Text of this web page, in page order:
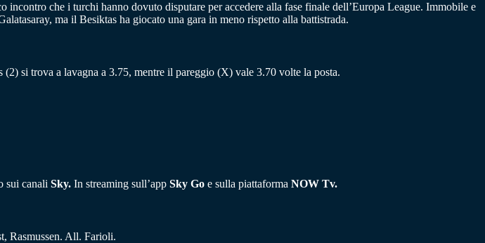
incontro che i turchi hanno dovuto disputare per accedere alla fase finale dell’Europa League. Immobile e
ma il Besiktas ha giocato una gara in meno rispetto alla battistrada.
si trova a lavagna a 3.75, mentre il pareggio (X) vale 3.70 volte la posta.
sui canali Sky. In streaming sull’app Sky Go e sulla piattaforma NOW Tv.
Rasmussen. All. Farioli.